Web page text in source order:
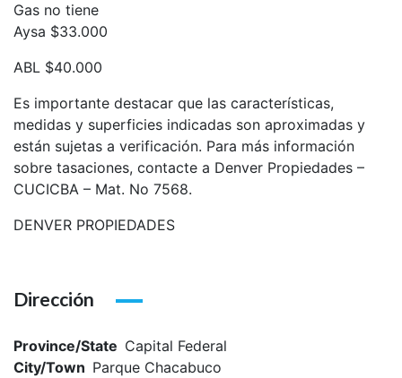
Gas no tiene
Aysa $33.000
ABL $40.000
Es importante destacar que las características,
medidas y superficies indicadas son aproximadas y
están sujetas a verificación. Para más información
sobre tasaciones, contacte a Denver Propiedades –
CUCICBA – Mat. No 7568.
DENVER PROPIEDADES
Dirección
Province/State Capital Federal
City/Town Parque Chacabuco